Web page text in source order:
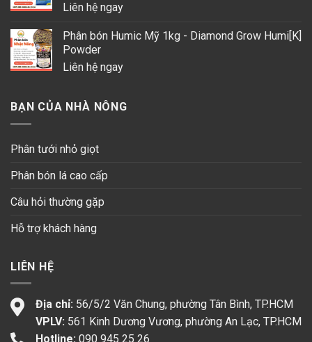
Liên hệ ngay
Phân bón Humic Mỹ 1kg - Diamond Grow Humi[K]
Powder
Liên hệ ngay
BẠN CỦA NHÀ NÔNG
Phân tưới nhỏ giọt
Phân bón lá cao cấp
Câu hỏi thường gặp
Hỗ trợ khách hàng
LIÊN HỆ
Địa chỉ: 56/5/2 Văn Chung, phường Tân Bình, TP.HCM
VPLV: 561 Kinh Dương Vương, phường An Lạc, TP.HCM
Hotline: 090 945 25 26